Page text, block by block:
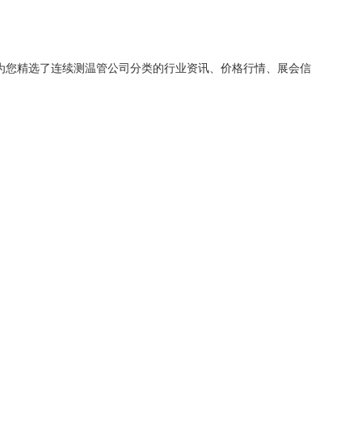
您精选了连续测温管公司分类的行业资讯、价格行情、展会信